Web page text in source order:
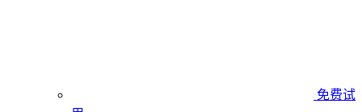
免费试